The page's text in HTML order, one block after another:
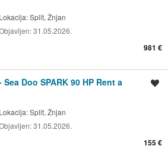
Lokacija:Split, Žnjan
31.05.2026.
981 €
Doo SPARK 90 HP Rent a
Lokacija:Split, Žnjan
31.05.2026.
155 €